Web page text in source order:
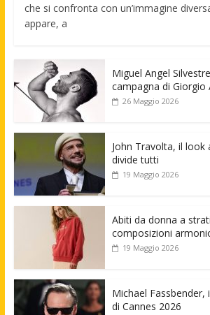
che si confronta con un’immagine
appare, a
Miguel Angel
campagna di Giorgio
26 Maggio 2026
John Travolta, il look
divide tutti
19 Maggio 2026
Abiti da donna a
composizioni
19 Maggio 2026
Michael Fassbender,
di Cannes 2026